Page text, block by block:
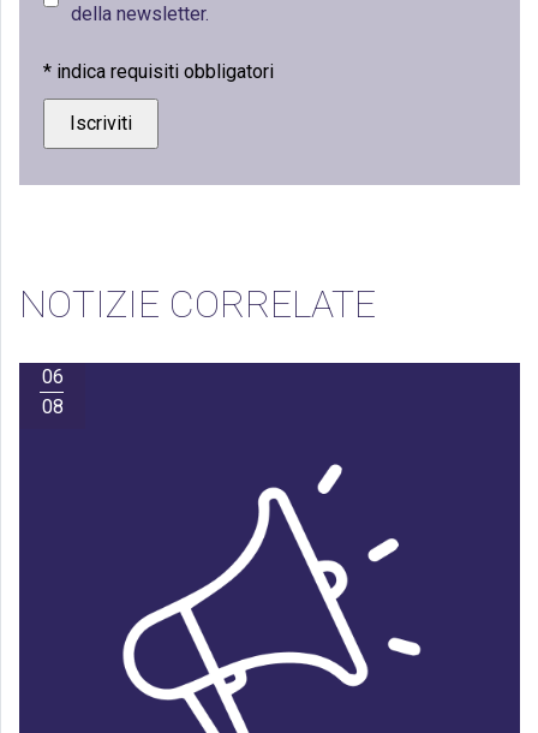
della newsletter.
* indica requisiti obbligatori
NOTIZIE CORRELATE
06
08